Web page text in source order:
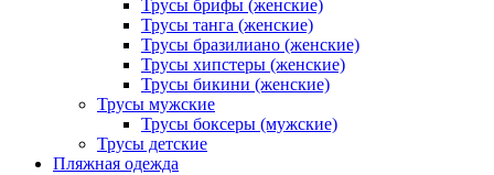
Трусы брифы (женские)
Трусы танга (женские)
Трусы бразилиано (женские)
Трусы хипстеры (женские)
Трусы бикини (женские)
Трусы мужские
Трусы боксеры (мужские)
Трусы детские
Пляжная одежда